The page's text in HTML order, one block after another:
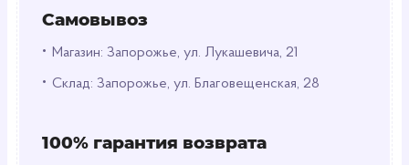
Самовывоз
• Магазин: Запорожье, ул. Лукашевича, 21
• Склад: Запорожье, ул. Благовещенская, 28
100% гарантия возврата